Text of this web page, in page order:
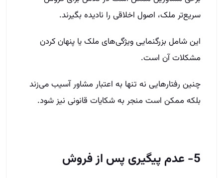
سریع‌تر ملک، اصول اخلاقی را نادیده بگیرند.
این شامل بزرگنمایی ویژگی‌های ملک یا پنهان کردن
مشکلات آن است.
چنین رفتارهایی نه تنها به اعتبار مشاور آسیب می‌زند
بلکه ممکن است منجر به شکایات قانونی نیز شود.
5- عدم پیگیری پس از فروش